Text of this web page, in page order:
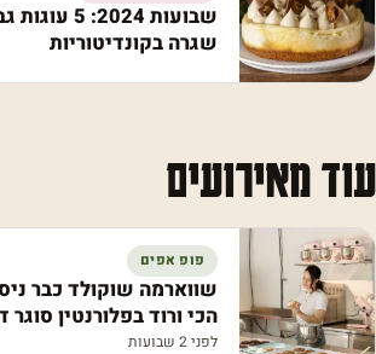
שבועות
שגרה בקונדיטוריות
עוד מאירועים
פופ אפים
שווארמה שוקולד כבר
הכי ורוד בפלורנטין סוגר
לפני 2 שבועות